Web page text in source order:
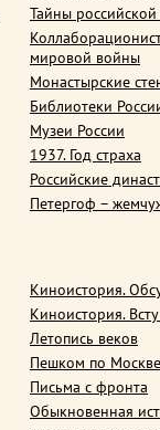
Тайны
мировой войны
Монастырские
Библиотеки
Музеи России
1937. Год страха
Российские
Петергоф –
Киноистория.
Киноистория.
Летопись веков
Пешком по Москве
Письма с фронта
Обыкновенная